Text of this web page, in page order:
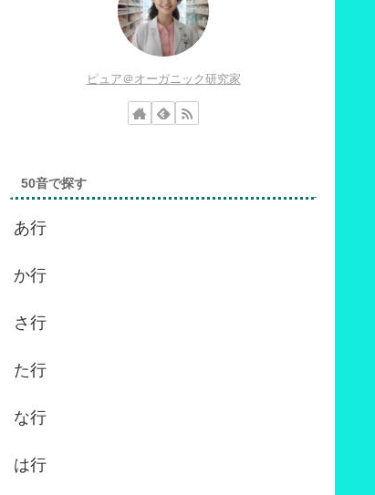
ピュア＠オーガニック研究家
50音で探す
あ行
か行
さ行
た行
な行
は行